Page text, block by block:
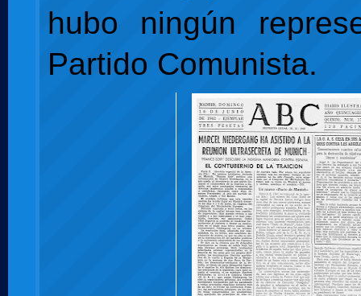
hubo ningún
Partido Comunista.